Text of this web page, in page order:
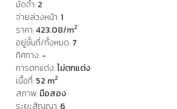
มัดจำ:2
จ่ายล่วงหน้า:1
ราคา:423.08/m2
อยู่ชั้นที่/ทั้งหมด:7
ทิศทาง:-
การตกแต่ง:ไม่ตกแต่ง
เนื้อที่:52 m2
สภาพ:มือสอง
ระยะสัญญา:6